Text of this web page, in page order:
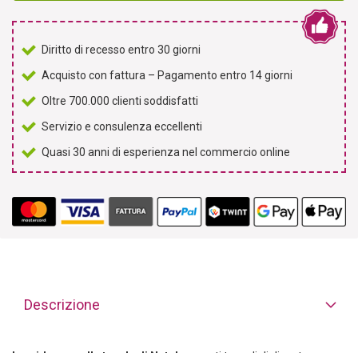
Diritto di recesso entro 30 giorni
Acquisto con fattura – Pagamento entro 14 giorni
Oltre 700.000 clienti soddisfatti
Servizio e consulenza eccellenti
Quasi 30 anni di esperienza nel commercio online
Descrizione